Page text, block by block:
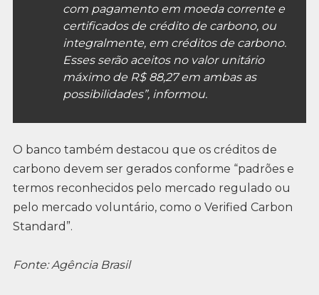
com pagamento em moeda corrente e
certificados de crédito de carbono, ou
integralmente, em créditos de carbono.
Esses serão aceitos no valor unitário
máximo de R$ 88,27 em ambas as
possibilidades”, informou.
O banco também destacou que os créditos de
carbono devem ser gerados conforme “padrões e
termos reconhecidos pelo mercado regulado ou
pelo mercado voluntário, como o Verified Carbon
Standard”.
Fonte: Agência Brasil